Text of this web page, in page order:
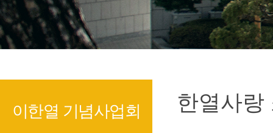
이한열 기념사업회 한열사랑